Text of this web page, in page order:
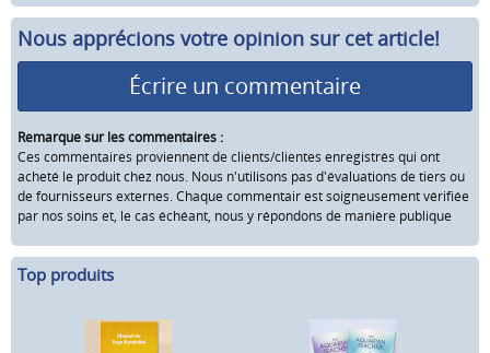
Nous apprécions votre opinion sur cet article!
Écrire un commentaire
Remarque sur les commentaires :
Ces commentaires proviennent de clients/clientes enregistrés qui ont
acheté le produit chez nous. Nous n'utilisons pas d'évaluations de tiers ou
de fournisseurs externes. Chaque commentair est soigneusement vérifiée
par nos soins et, le cas échéant, nous y répondons de manière publique
Top produits